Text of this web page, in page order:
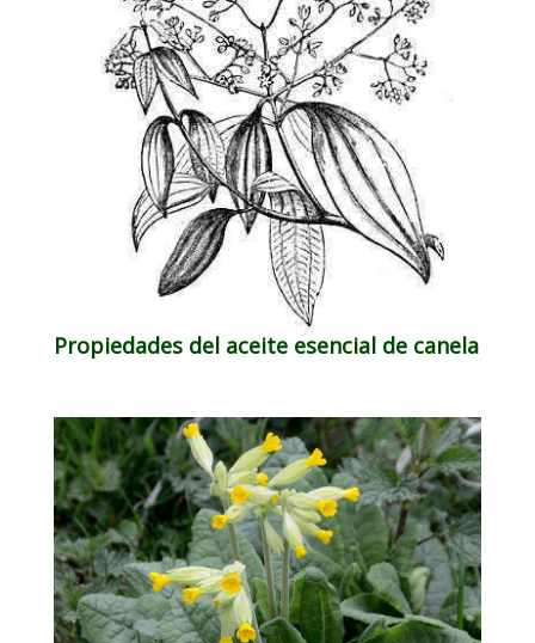
Propiedades del aceite esencial de canela